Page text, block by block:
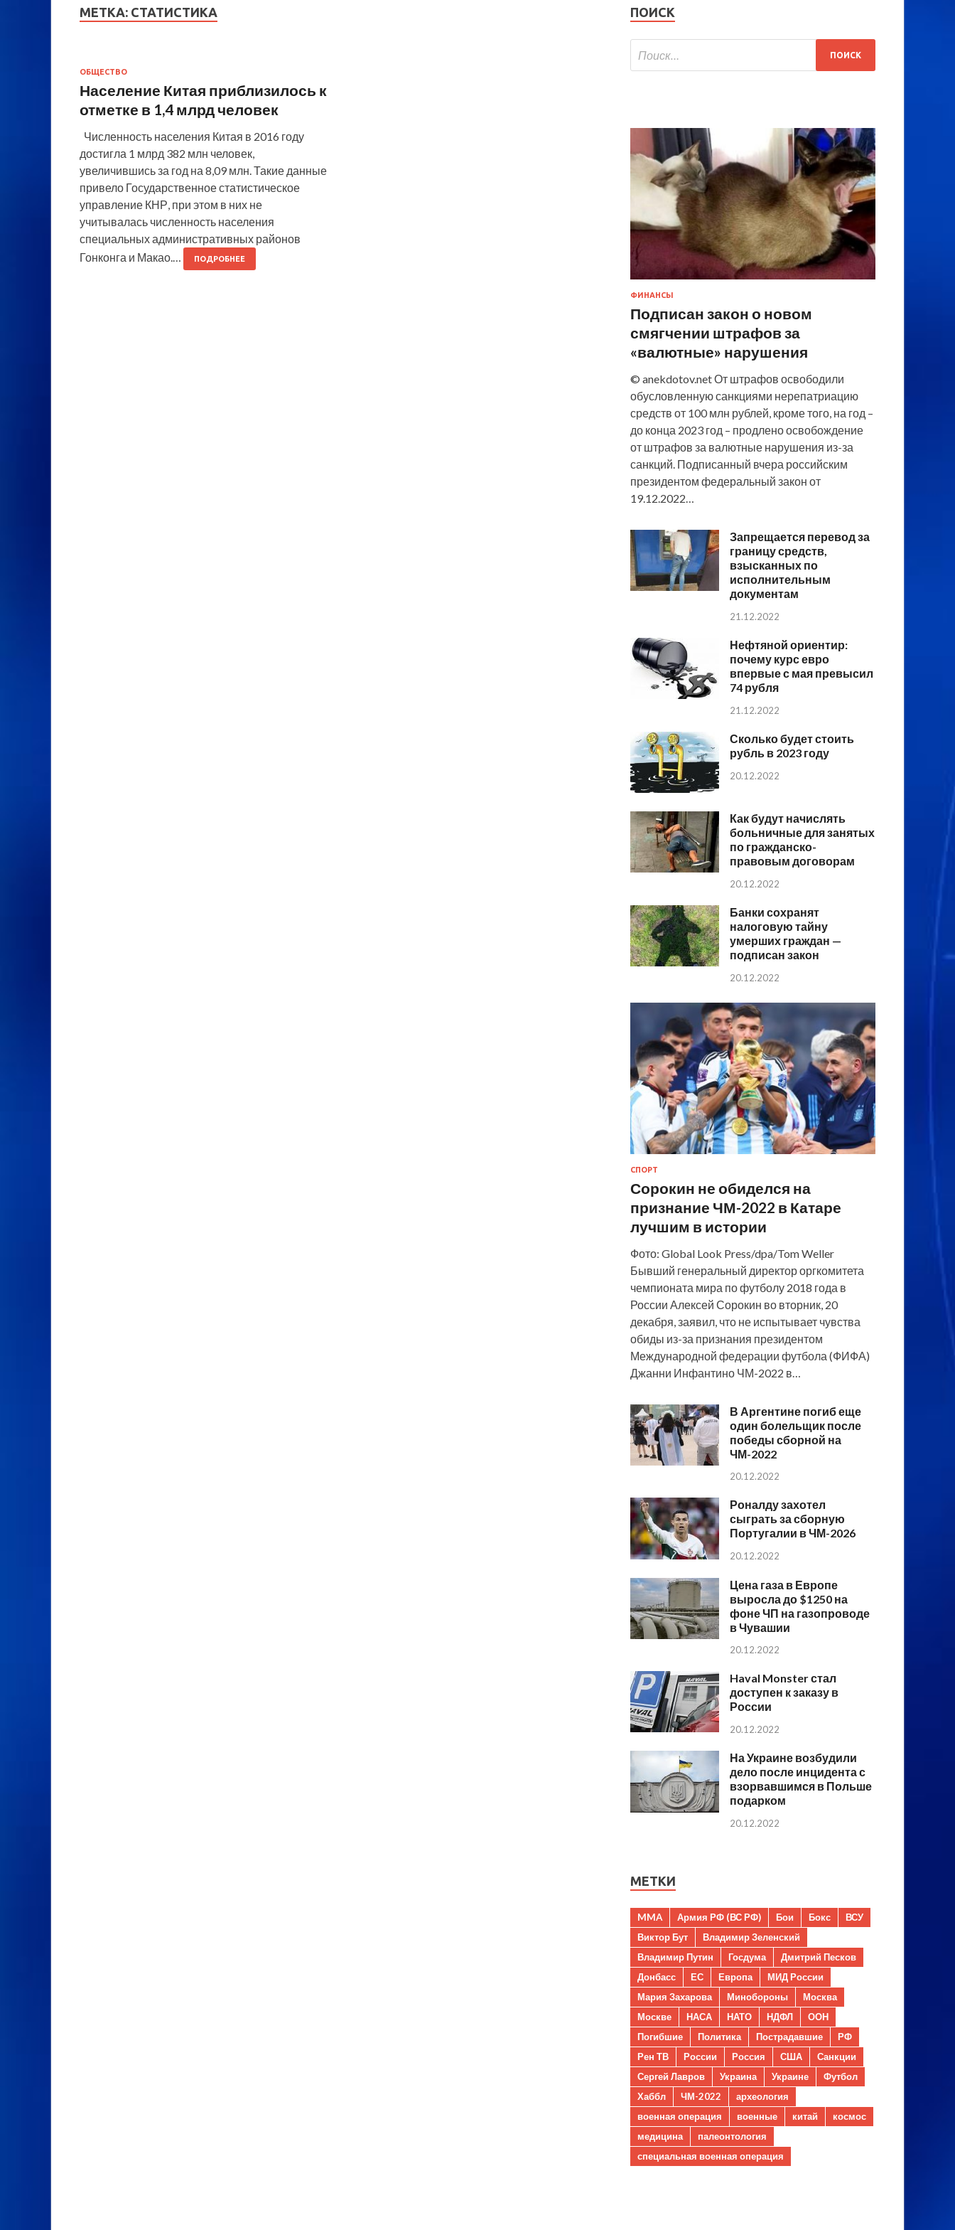
МЕТКА: СТАТИСТИКА
ОБЩЕСТВО
Население Китая приблизилось к
отметке в 1,4 млрд человек
Численность населения Китая в 2016 году
достигла 1 млрд 382 млн человек,
увеличившись за год на 8,09 млн. Такие данные
привело Государственное статистическое
управление КНР, при этом в них не
учитывалась численность населения
специальных административных районов
Гонконга и Макао.…
ПОДРОБНЕЕ
ПОИСК
ФИНАНСЫ
Подписан закон о новом
смягчении штрафов за
«валютные» нарушения
© anekdotov.net От штрафов освободили
обусловленную санкциями нерепатриацию
средств от 100 млн рублей, кроме того, на год –
до конца 2023 год – продлено освобождение
от штрафов за валютные нарушения из-за
санкций. Подписанный вчера российским
президентом федеральный закон от
19.12.2022…
Запрещается перевод за
границу средств,
взысканных по
исполнительным
документам
21.12.2022
Нефтяной ориентир:
почему курс евро
впервые с мая превысил
74 рубля
21.12.2022
Сколько будет стоить
рубль в 2023 году
20.12.2022
Как будут начислять
больничные для занятых
по гражданско-
правовым договорам
20.12.2022
Банки сохранят
налоговую тайну
умерших граждан —
подписан закон
20.12.2022
СПОРТ
Сорокин не обиделся на
признание ЧМ-2022 в Катаре
лучшим в истории
Фото: Global Look Press/dpa/Tom Weller
Бывший генеральный директор оргкомитета
чемпионата мира по футболу 2018 года в
России Алексей Сорокин во вторник, 20
декабря, заявил, что не испытывает чувства
обиды из-за признания президентом
Международной федерации футбола (ФИФА)
Джанни Инфантино ЧМ-2022 в…
В Аргентине погиб еще
один болельщик после
победы сборной на
ЧМ-2022
20.12.2022
Роналду захотел
сыграть за сборную
Португалии в ЧМ-2026
20.12.2022
Цена газа в Европе
выросла до $1250 на
фоне ЧП на газопроводе
в Чувашии
20.12.2022
Haval Monster стал
доступен к заказу в
России
20.12.2022
На Украине возбудили
дело после инцидента с
взорвавшимся в Польше
подарком
20.12.2022
МЕТКИ
MMA Армия РФ (ВС РФ) Бои Бокс
ВСУ
Виктор Бут
Владимир Зеленский
Владимир Путин
Госдума
Дмитрий Песков
Донбасс
ЕС Европа
МИД России
Мария Захарова
Минобороны
Москва
Москве
НАСА НАТО НДФЛ
ООН
Погибшие
Политика Пострадавшие
РФ
Рен ТВ
России Россия США
Санкции
Сергей Лавров
Украина Украине
Футбол
Хаббл
ЧМ-2022
археология
военная операция
военные китай
космос
медицина
палеонтология
специальная военная операция